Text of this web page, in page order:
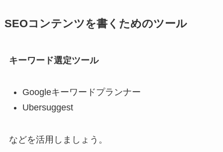
SEOコンテンツを書くためのツール
キーワード選定ツール
Googleキーワードプランナー
Ubersuggest
などを活用しましょう。